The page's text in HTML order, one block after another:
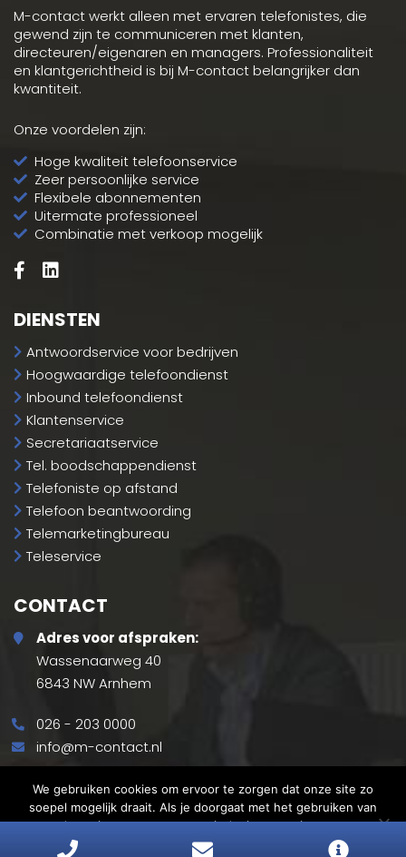
M-contact werkt alleen met ervaren telefonistes, die
gewend zijn te communiceren met klanten,
directeuren/eigenaren en managers. Professionaliteit
en klantgerichtheid is bij M-contact belangrijker dan
kwantiteit.
Onze voordelen zijn:
Hoge kwaliteit telefoonservice
Zeer persoonlijke service
Flexibele abonnementen
Uitermate professioneel
Combinatie met verkoop mogelijk
DIENSTEN
Antwoordservice voor bedrijven
Hoogwaardige telefoondienst
Inbound telefoondienst
Klantenservice
Secretariaatservice
Tel. boodschappendienst
Telefoniste op afstand
Telefoon beantwoording
Telemarketingbureau
Teleservice
CONTACT
Adres voor afspraken:
Wassenaarweg 40
6843 NW Arnhem
026 - 203 0000
info@m-contact.nl
© 2026 - M-contact
Privacybeleid
We gebruiken cookies om ervoor te zorgen dat onze site zo
soepel mogelijk draait. Als je doorgaat met het gebruiken van
deze site, gaan we er vanuit dat je ermee instemt.
Ok